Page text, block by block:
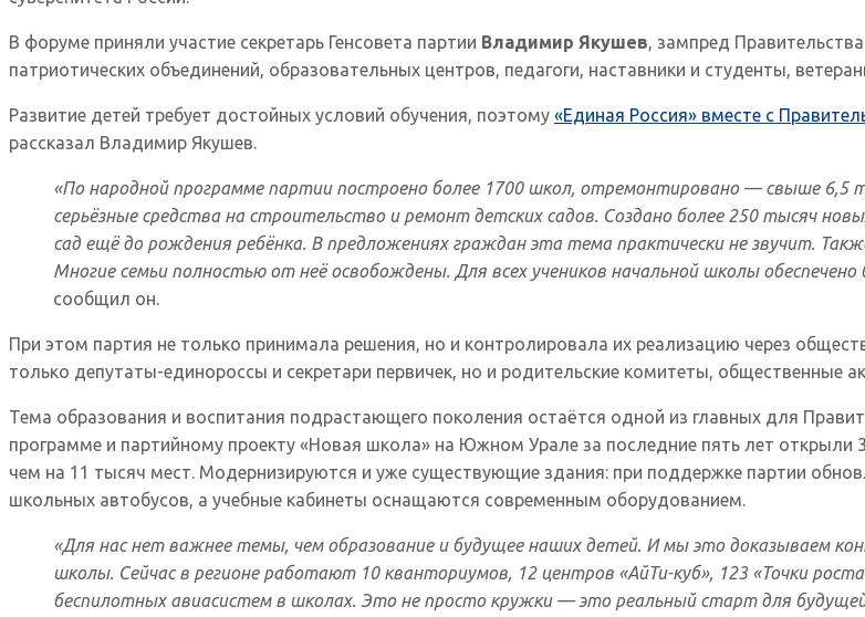
В форуме приняли участие секретарь Генсовета партии Владимир Якушев, зампред Правительства
патриотических объединений, образовательных центров, педагоги, наставники и студенты,
Развитие детей требует достойных условий обучения, поэтому «Единая Россия» вместе с
рассказал Владимир Якушев.
«По народной программе партии построено более 1700 школ, отремонтировано — свыше
серьёзные средства на строительство и ремонт детских садов. Создано более 250 тысяч
сад ещё до рождения ребёнка. В предложениях граждан эта тема практически не звучит.
Многие семьи полностью от неё освобождены. Для всех учеников начальной школы
сообщил он.
При этом партия не только принимала решения, но и контролировала их реализацию через
только депутаты-единороссы и секретари первичек, но и родительские комитеты, общественные
Тема образования и воспитания подрастающего поколения остаётся одной из главных для
программе и партийному проекту «Новая школа» на Южном Урале за последние пять лет
чем на 11 тысяч мест. Модернизируются и уже существующие здания: при поддержке партии
школьных автобусов, а учебные кабинеты оснащаются современным оборудованием.
«Для нас нет важнее темы, чем образование и будущее наших детей. И мы это доказываем
школы. Сейчас в регионе работают 10 кванториумов, 12 центров «АйТи-куб», 123 «Точки
беспилотных авиасистем в школах. Это не просто кружки — это реальный старт для